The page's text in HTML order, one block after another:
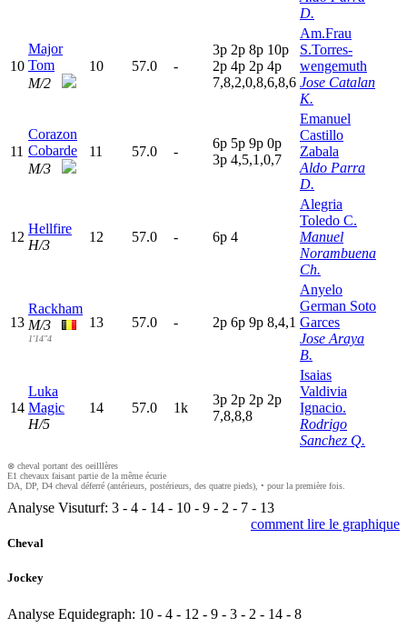
D.
10
Major
Tom
M/2
10 57.0 -
3p 2p 8p 10p
2p 4p 2p 4p
7,8,2,0,8,6,8,6
Am.Frau
S.Torres-
wengemuth
Jose Catalan
K.
11
Corazon
Cobarde
M/3
11 57.0 -
6p 5p 9p 0p
3p 4,5,1,0,7
Emanuel
Castillo
Zabala
Aldo Parra
D.
12
Hellfire
H/3
12 57.0 - 6p 4
Alegria
Toledo C.
Manuel
Norambuena
Ch.
13
Rackham
M/3
1'14"4
13 57.0 - 2p 6p 9p 8,4,1
Anyelo
German Soto
Garces
Jose Araya
B.
14
Luka
Magic
H/5
14 57.0 1k
3p 2p 2p 2p
7,8,8,8
Isaias
Valdivia
Ignacio.
Rodrigo
Sanchez Q.
⊗ cheval portant des oeilllères
E1 chevaux faisant partie de la même écurie
DA, DP, D4 cheval déferré (antérieurs, postérieurs, des quatre pieds), • pour la première fois.
Analyse Visuturf: 3 - 4 - 14 - 10 - 9 - 2 - 7 - 13
comment lire le graphique
Cheval
Jockey
Analyse Equidegraph: 10 - 4 - 12 - 9 - 3 - 2 - 14 - 8